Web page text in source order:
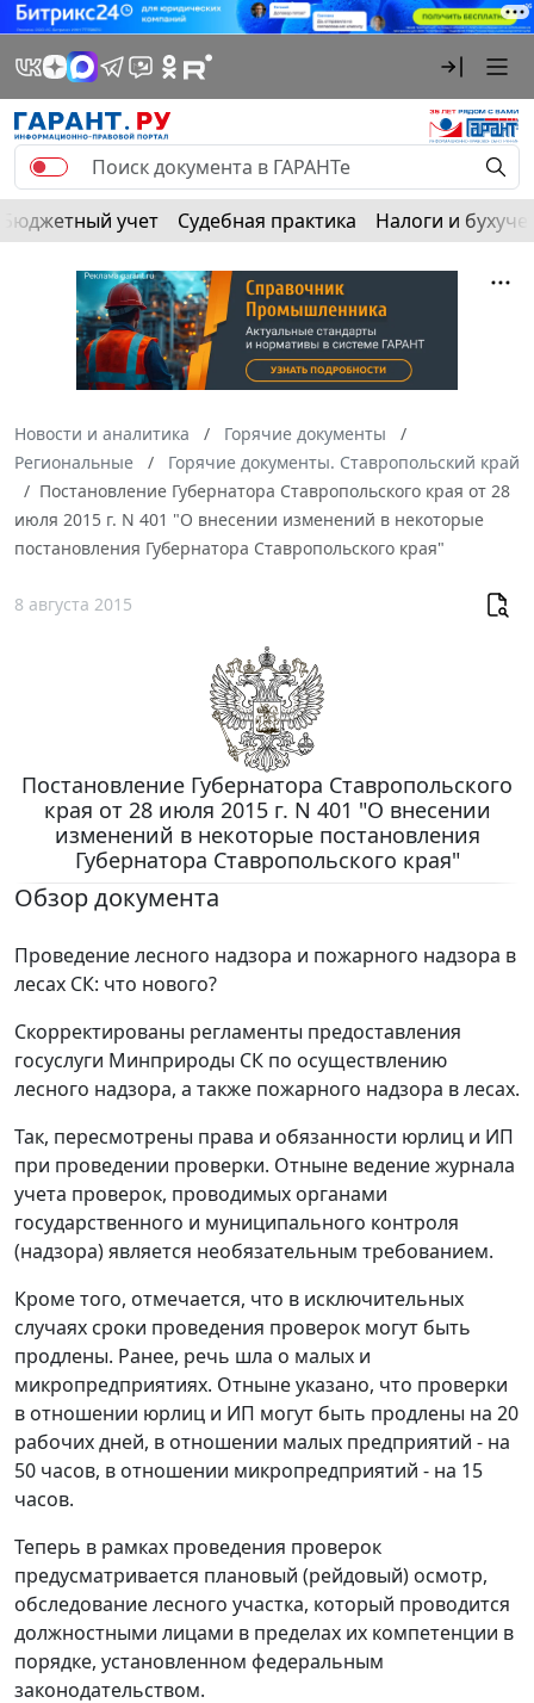
Бюджетный учет Судебная практика Налоги и
Новости и аналитика
Горячие документы
Региональные
Горячие документы. Ставропольский край
Постановление Губернатора Ставропольского края от 28
июля 2015 г. N 401 "О внесении изменений в некоторые
постановления Губернатора Ставропольского края"
8 августа 2015
Постановление Губернатора Ставропольского
края от 28 июля 2015 г. N 401 "О внесении
изменений в некоторые постановления
Губернатора Ставропольского края"
Обзор документа
Проведение лесного надзора и пожарного надзора в
лесах СК: что нового?
Скорректированы регламенты предоставления
госуслуги Минприроды СК по осуществлению
лесного надзора, а также пожарного надзора в лесах.
Так, пересмотрены права и обязанности юрлиц и ИП
при проведении проверки. Отныне ведение журнала
учета проверок, проводимых органами
государственного и муниципального контроля
(надзора) является необязательным требованием.
Кроме того, отмечается, что в исключительных
случаях сроки проведения проверок могут быть
продлены. Ранее, речь шла о малых и
микропредприятиях. Отныне указано, что проверки
в отношении юрлиц и ИП могут быть продлены на 20
рабочих дней, в отношении малых предприятий - на
50 часов, в отношении микропредприятий - на 15
часов.
Теперь в рамках проведения проверок
предусматривается плановый (рейдовый) осмотр,
обследование лесного участка, который проводится
должностными лицами в пределах их компетенции в
порядке, установленном федеральным
законодательством.